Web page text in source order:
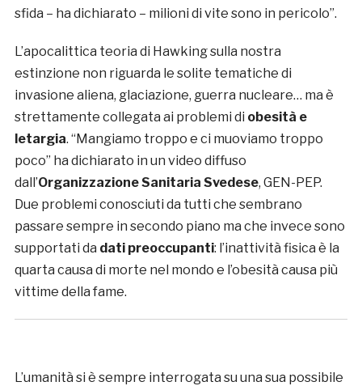
sfida – ha dichiarato – milioni di vite sono in pericolo”.
L’apocalittica teoria di Hawking sulla nostra
estinzione non riguarda le solite tematiche di
invasione aliena, glaciazione, guerra nucleare… ma è
strettamente collegata ai problemi di obesità e
letargia. “Mangiamo troppo e ci muoviamo troppo
poco” ha dichiarato in un video diffuso
dall’Organizzazione Sanitaria Svedese, GEN-PEP.
Due problemi conosciuti da tutti che sembrano
passare sempre in secondo piano ma che invece sono
supportati da dati preoccupanti: l’inattività fisica è la
quarta causa di morte nel mondo e l’obesità causa più
vittime della fame.
L’umanità si è sempre interrogata su una sua possibile